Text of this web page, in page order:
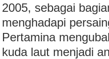
2005, sebagai
menghadapi
Pertamina
kuda laut menjadi